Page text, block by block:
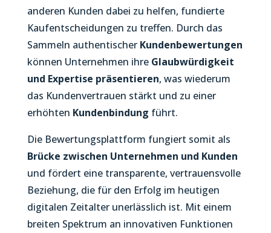
anderen Kunden dabei zu helfen, fundierte
Kaufentscheidungen zu treffen. Durch das
Sammeln authentischer Kundenbewertungen
können Unternehmen ihre Glaubwürdigkeit
und Expertise präsentieren, was wiederum
das Kundenvertrauen stärkt und zu einer
erhöhten Kundenbindung führt.
Die Bewertungsplattform fungiert somit als
Brücke zwischen Unternehmen und Kunden
und fördert eine transparente, vertrauensvolle
Beziehung, die für den Erfolg im heutigen
digitalen Zeitalter unerlässlich ist. Mit einem
breiten Spektrum an innovativen Funktionen